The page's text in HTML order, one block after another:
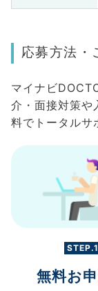
応募方法・
マイナビ
介・面接対策や
料でトータルサ
STEP.1
無料お